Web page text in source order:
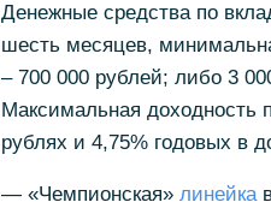
Денежные средства по
шесть месяцев,
– 700 000 рублей; либо 3
Максимальная доходность
рублях и 4,75% годовых в
— «Чемпионская» линейка